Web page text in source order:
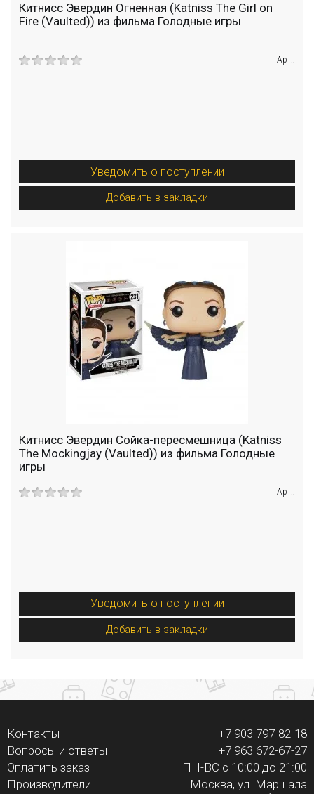
Китнисс Эвердин Огненная (Katniss The Girl on
Fire (Vaulted)) из фильма Голодные игры
Арт.:
Уведомить о поступлении
Добавить в закладки
Китнисс Эвердин Сойка-пересмешница (Katniss
The Mockingjay (Vaulted)) из фильма Голодные
игры
Арт.:
Уведомить о поступлении
Добавить в закладки
Контакты
Вопросы и ответы
Оплатить заказ
Производители
+7 903 797-82-18
+7 963 672-67-27
ПН-ВС с 10:00 до 21:00
Москва, ул. Маршала